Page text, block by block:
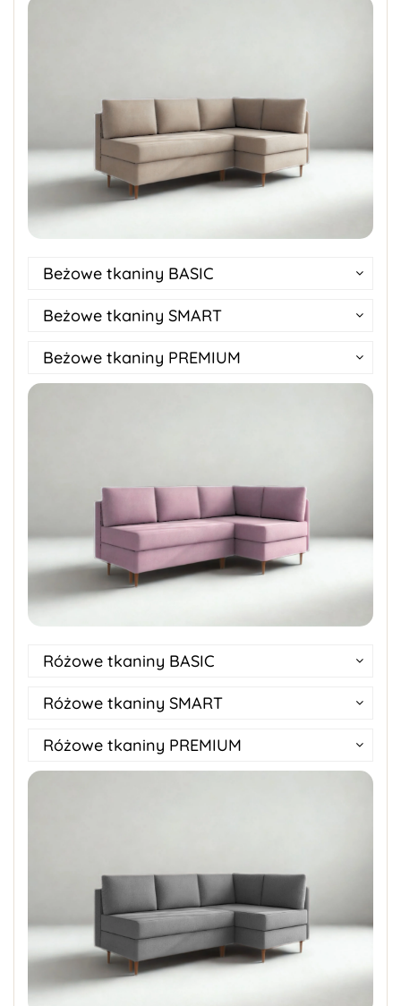
Beżowe tkaniny BASIC
Beżowe tkaniny SMART
Beżowe tkaniny PREMIUM
Różowe tkaniny BASIC
Różowe tkaniny SMART
Różowe tkaniny PREMIUM